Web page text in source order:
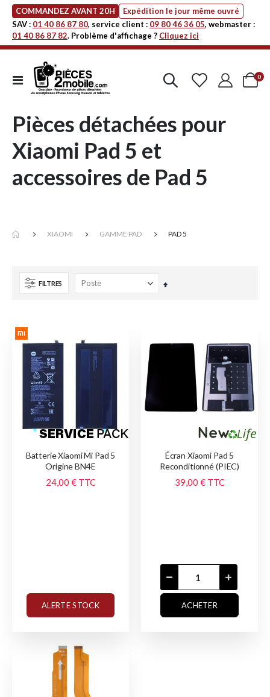
COMMANDEZ AVANT 20H
Expédition le jour même ouvré
SAV : 01 40 86 87 80, service client : 09 80 46 36 05, webmaster :
01 40 86 87 82. Problème d'affichage ? Cliquez ici
Affichage
navigation
Cart
0
Pièces détachées pour
Xiaomi Pad 5 et
accessoires de Pad 5
XIAOMI GAMME PAD PAD 5
FILTRES
Par
Batterie Xiaomi Mi Pad 5
Origine BN4E
24,00 € TTC
ALERTE STOCK
Écran Xiaomi Pad 5
Reconditionné (PIEC)
39,00 € TTC
ACHETER